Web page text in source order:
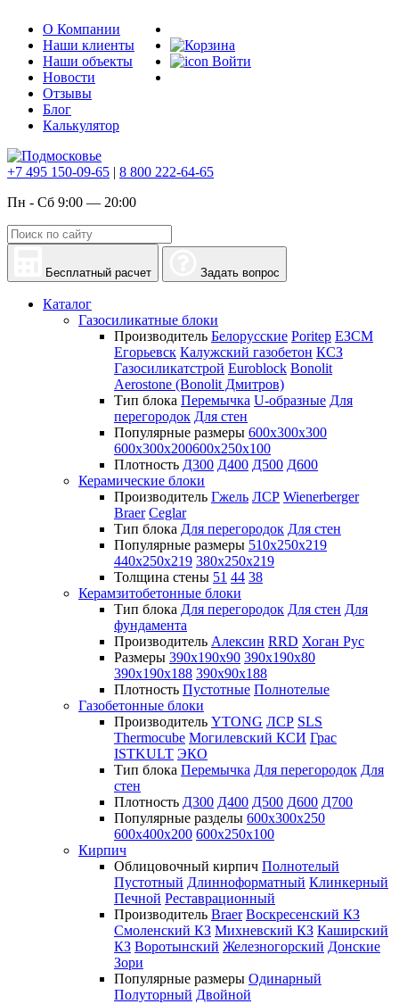
О Компании
Наши клиенты
Наши объекты
Новости
Отзывы
Блог
Калькулятор
Войти
+7 495 150-09-65 | 8 800 222-64-65
Пн - Сб 9:00 — 20:00
Бесплатный расчет Задать вопрос
Каталог
Газосиликатные блоки
Производитель Белорусские Poritep ЕЗСМ
Егорьевск Калужский газобетон КСЗ
Газосиликатстрой Euroblock Bonolit
Aerostone (Bonolit Дмитров)
Тип блока Перемычка U-образные Для
перегородок Для стен
Популярные размеры 600х300х300
600х300х200600х250х100
Плотность Д300 Д400 Д500 Д600
Керамические блоки
Производитель Гжель ЛСР Wienerberger
Braer Ceglar
Тип блока Для перегородок Для стен
Популярные размеры 510х250х219
440х250х219 380х250х219
Толщина стены 51 44 38
Керамзитобетонные блоки
Тип блока Для перегородок Для стен Для
фундамента
Производитель Алексин RRD Хоган Рус
Размеры 390х190х90 390х190х80
390х190х188 390х90х188
Плотность Пустотные Полнотелые
Газобетонные блоки
Производитель YTONG ЛСР SLS
Thermocube Могилевский КСИ Грас
ISTKULT ЭКО
Тип блока Перемычка Для перегородок Для
стен
Плотность Д300 Д400 Д500 Д600 Д700
Популярные разделы 600х300х250
600х400х200 600х250х100
Кирпич
Облицовочный кирпич Полнотелый
Пустотный Длинноформатный Клинкерный
Печной Реставрационный
Производитель Braer Воскресенский КЗ
Смоленский КЗ Михневский КЗ Каширский
КЗ Воротынский Железногорский Донские
Зори
Популярные размеры Одинарный
Полуторный Двойной